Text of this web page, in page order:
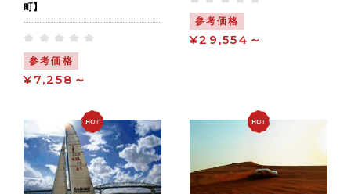
町】
参考価格
¥7,258～
参考価格
¥29,554～